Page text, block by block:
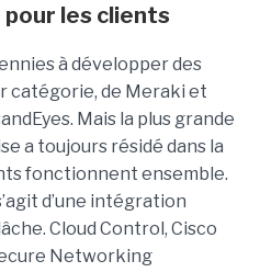
pour les clients
à développer des
catégorie, de Meraki et
Mais la plus grande
a toujours résidé dans la
fonctionnent ensemble.
d’une intégration
Cloud Control, Cisco
Networking